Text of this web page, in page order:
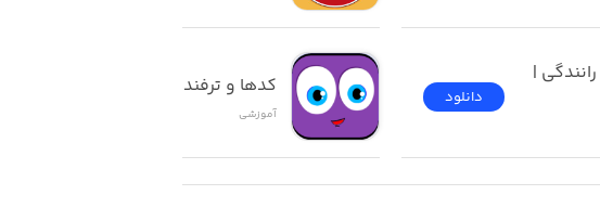
دانلود کدها و ترفندهای ios
آموزشی